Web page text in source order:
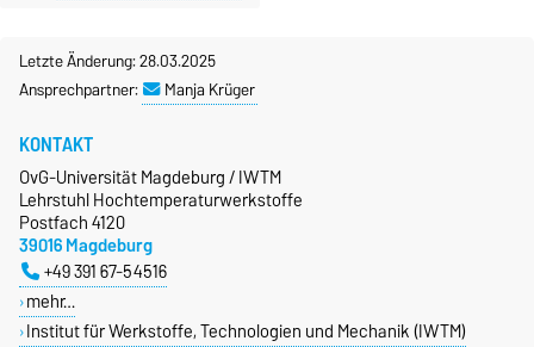
Letzte Änderung: 28.03.2025
Ansprechpartner:
Manja Krüger
KONTAKT
OvG-Universität Magdeburg / IWTM
Lehrstuhl Hochtemperaturwerkstoffe
Postfach 4120
39016 Magdeburg
+49 391 67-54516
mehr…
Institut für Werkstoffe, Technologien und Mechanik (IWTM)